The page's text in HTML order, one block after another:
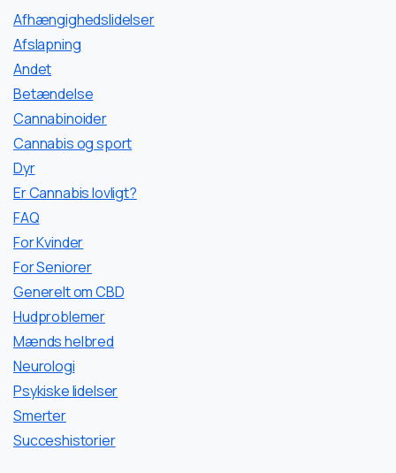
Afhængighedslidelser
Afslapning
Andet
Betændelse
Cannabinoider
Cannabis og sport
Dyr
Er Cannabis lovligt?
FAQ
For Kvinder
For Seniorer
Generelt om CBD
Hudproblemer
Mænds helbred
Neurologi
Psykiske lidelser
Smerter
Succeshistorier